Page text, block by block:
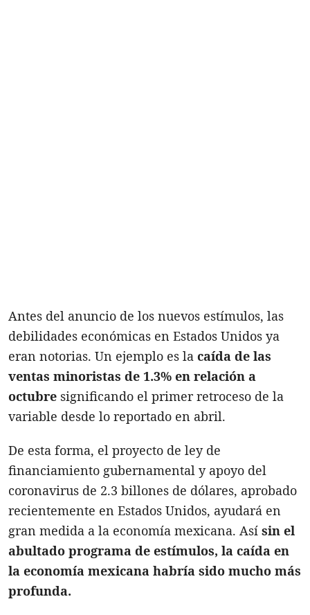
Antes del anuncio de los nuevos estímulos, las
debilidades económicas en Estados Unidos ya
eran notorias. Un ejemplo es la caída de las
ventas minoristas de 1.3% en relación a
octubre significando el primer retroceso de la
variable desde lo reportado en abril.
De esta forma, el proyecto de ley de
financiamiento gubernamental y apoyo del
coronavirus de 2.3 billones de dólares, aprobado
recientemente en Estados Unidos, ayudará en
gran medida a la economía mexicana. Así sin el
abultado programa de estímulos, la caída en
la economía mexicana habría sido mucho más
profunda.